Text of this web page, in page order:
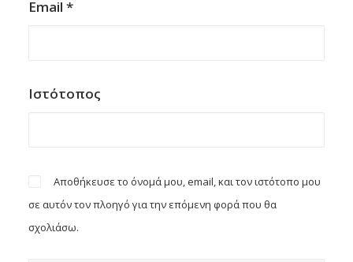
Email *
Ιστότοπος
Αποθήκευσε το όνομά μου, email, και τον ιστότοπο μου
σε αυτόν τον πλοηγό για την επόμενη φορά που θα
σχολιάσω.